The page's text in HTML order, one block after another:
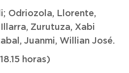
Odriozola, Llorente,
Zurutuza, Xabi
Juanmi, Willian José.
horas)